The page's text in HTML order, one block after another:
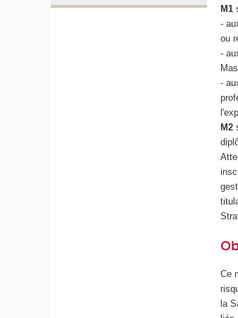
M1
-
ou
-
-
M2
Ce
la